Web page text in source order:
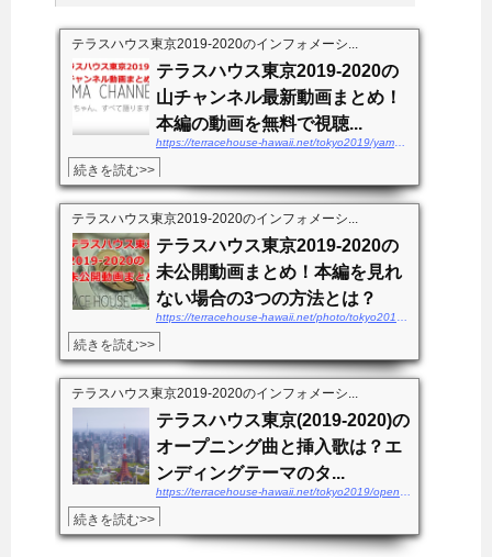
テラスハウス東京2019-2020のインフォメーシ...
テラスハウス東京2019-2020の
山チャンネル最新動画まとめ！
本編の動画を無料で視聴...
続きを読む>>
テラスハウス東京2019-2020のインフォメーシ...
テラスハウス東京2019-2020の
未公開動画まとめ！本編を見れ
ない場合の3つの方法とは？
続きを読む>>
テラスハウス東京2019-2020のインフォメーシ...
テラスハウス東京(2019-2020)の
オープニング曲と挿入歌は？エ
ンディングテーマのタ...
続きを読む>>